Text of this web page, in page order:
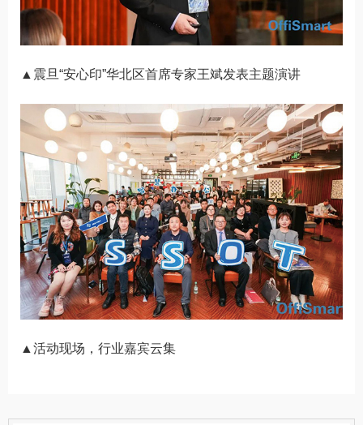
▲震旦“安心印”华北区首席专家王斌发表主题演讲
▲活动现场，行业嘉宾云集